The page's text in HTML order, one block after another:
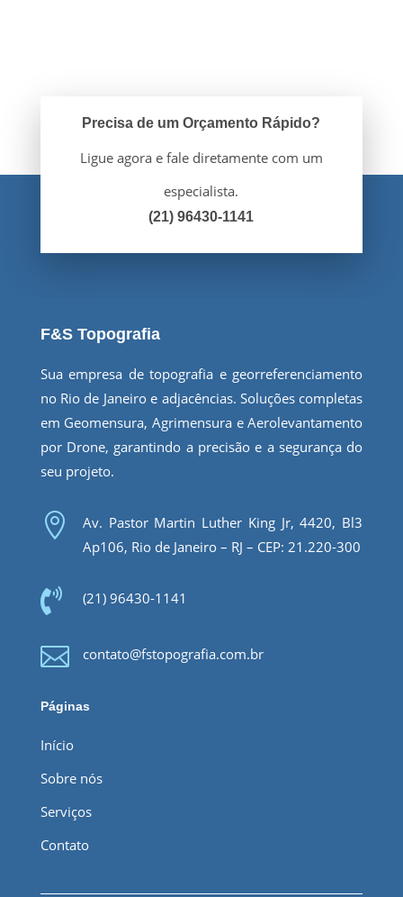
Precisa de um Orçamento Rápido?
Ligue agora e fale diretamente com um
especialista.
(21) 96430-1141
F&S Topografia
Sua empresa de topografia e georreferenciamento
no Rio de Janeiro e adjacências. Soluções completas
em Geomensura, Agrimensura e Aerolevantamento
por Drone, garantindo a precisão e a segurança do
seu projeto.

Av. Pastor Martin Luther King Jr, 4420, Bl3
Ap106, Rio de Janeiro – RJ – CEP: 21.220-300
 (21) 96430-1141
 contato@fstopografia.com.br
Páginas
Início
Sobre nós
Serviços
Contato